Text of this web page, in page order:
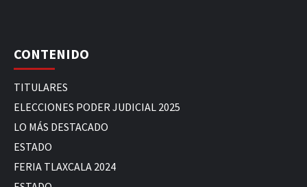
CONTENIDO
TITULARES
ELECCIONES PODER JUDICIAL 2025
LO MÁS DESTACADO
ESTADO
FERIA TLAXCALA 2024